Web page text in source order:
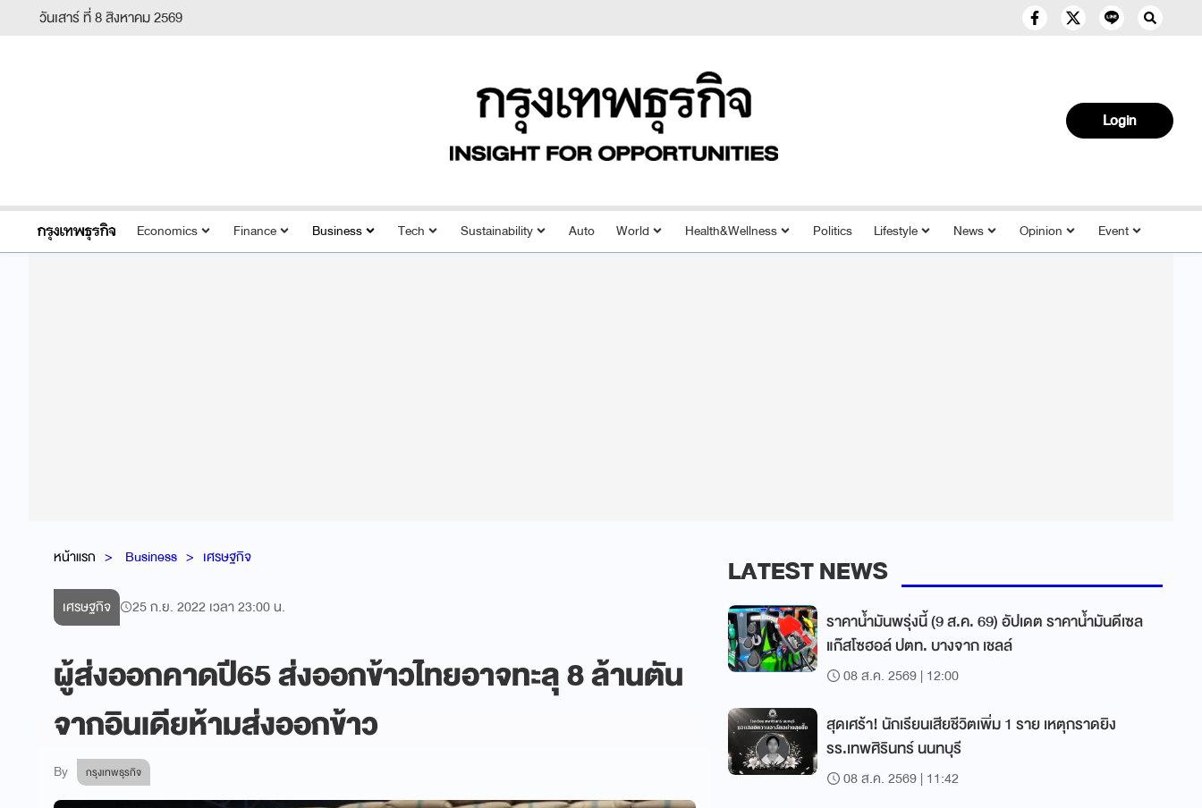
วันเสาร์ ที่ 8 สิงหาคม 2569
Login
Economics Finance Business Tech Sustainability Auto World Health&Wellness Politics Lifestyle News Opinion Event
หน้าแรก Business เศรษฐกิจ
เศรษฐกิจ 25 ก.ย. 2022 เวลา 23:00 น.
ผู้ส่งออกคาดปี65 ส่งออกข้าวไทยอาจทะลุ 8 ล้านตัน
จากอินเดียห้ามส่งออกข้าว
By กรุงเทพธุรกิจ
LATEST NEWS
ราคาน้ำมันพรุ่งนี้ (9 ส.ค. 69) อัปเดต ราคาน้ำมันดีเซล
แก๊สโซฮอล์ ปตท. บางจาก เชลล์
08 ส.ค. 2569 | 12:00
สุดเศร้า! นักเรียนเสียชีวิตเพิ่ม 1 ราย เหตุกราดยิง
รร.เทพศิรินทร์ นนทบุรี
08 ส.ค. 2569 | 11:42